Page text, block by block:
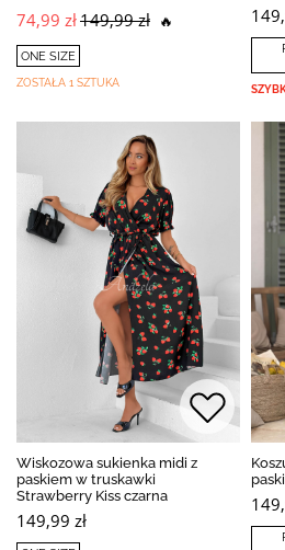
74,99 zł149,99 zł 🔥
ONE SIZE
ZOSTAŁA 1 SZTUKA
Wiskozowa sukienka midi z
paskiem w truskawki
Strawberry Kiss czarna
149,99 zł